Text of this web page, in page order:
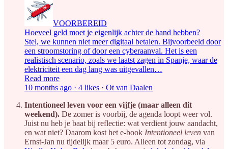
VOORBEREID
Hoeveel geld moet je eigenlijk achter de hand hebben?
Stel, we kunnen niet meer digitaal betalen. Bijvoorbeeld door
een stroomstoring of door een cyberaanval. Het is een
realistisch scenario, zoals we laatst zagen in Spanje, waar de
elektriciteit een dag lang was uitgevallen…
Read more
10 months ago · 4 likes · Ot van Daalen
Intentioneel leven voor een vijfje (maar alleen dit
weekend). De zomer is voorbij, de agenda loopt weer vol.
Juist nu heb je baat bij reflectie: wat verdient jouw aandacht,
en wat niet? Daarom kost het e-book Intentioneel leven van
Ernst-Jan nu tijdelijk maar 5 euro. Alleen tot zondag, via